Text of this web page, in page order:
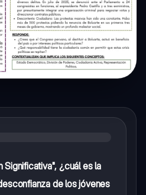
Significativa", ¿cuál es la
de los jóvenes